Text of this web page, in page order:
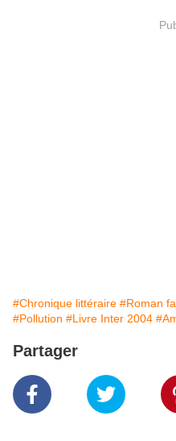
#Chronique littéraire #Roman
#Pollution #Livre Inter 2004
Partager